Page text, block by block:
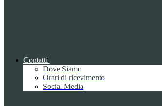
Contatti
Dove Siamo
Orari di ricevimento
Social Media